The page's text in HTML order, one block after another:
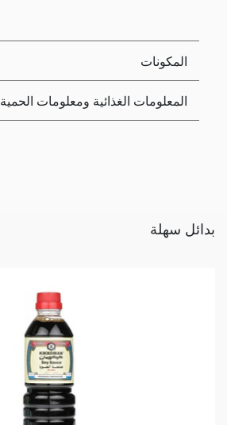
المكونات
المعلومات الغذائية ومعلومات الحمية
بدائل سهلة